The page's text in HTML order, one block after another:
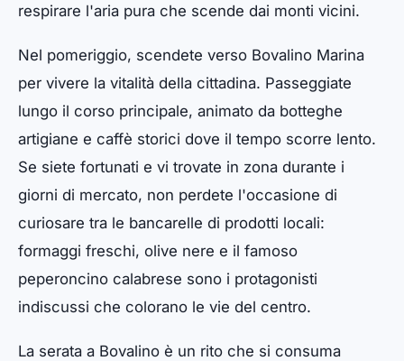
respirare l'aria pura che scende dai monti vicini.
Nel pomeriggio, scendete verso Bovalino Marina
per vivere la vitalità della cittadina. Passeggiate
lungo il corso principale, animato da botteghe
artigiane e caffè storici dove il tempo scorre lento.
Se siete fortunati e vi trovate in zona durante i
giorni di mercato, non perdete l'occasione di
curiosare tra le bancarelle di prodotti locali:
formaggi freschi, olive nere e il famoso
peperoncino calabrese sono i protagonisti
indiscussi che colorano le vie del centro.
La serata a Bovalino è un rito che si consuma